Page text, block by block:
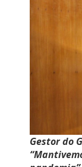
Gestor do